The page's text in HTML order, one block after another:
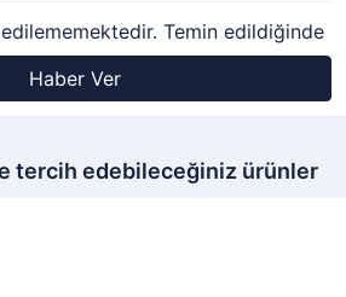
Temin edildiğinde
Haber Ver
tercih edebileceğiniz ürünler